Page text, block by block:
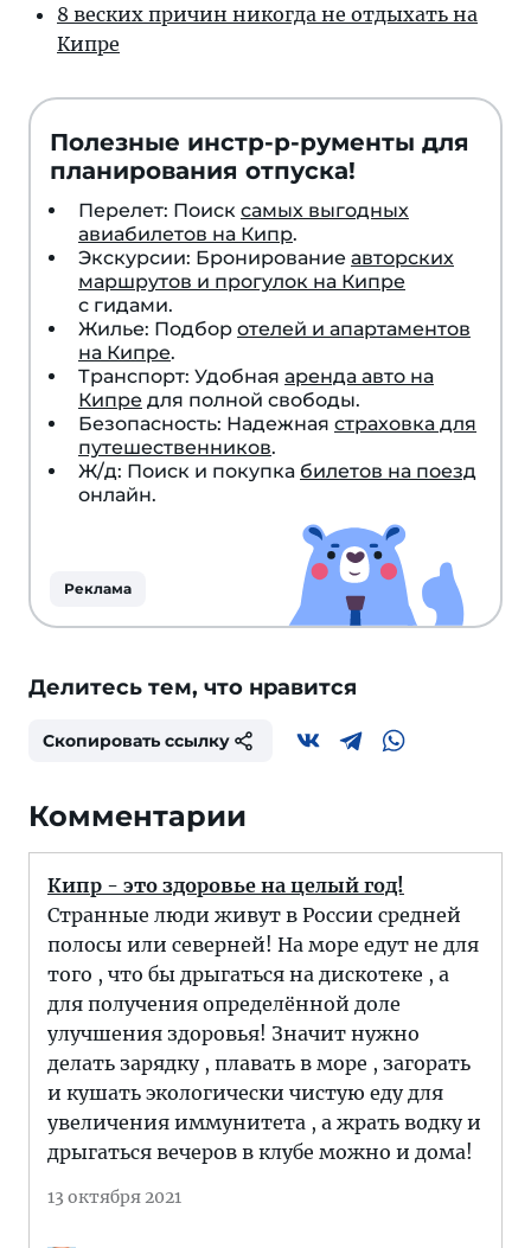
8 веских причин никогда не отдыхать на
Кипре
Полезные инстр-р-рументы для
планирования отпуска!
Перелет: Поиск самых выгодных
авиабилетов на Кипр.
Экскурсии: Бронирование авторских
маршрутов и прогулок на Кипре
с гидами.
Жилье: Подбор отелей и апартаментов
на Кипре.
Транспорт: Удобная аренда авто на
Кипре для полной свободы.
Безопасность: Надежная страховка для
путешественников.
Ж/д: Поиск и покупка билетов на поезд
онлайн.
Реклама
Делитесь тем, что нравится
Скопировать ссылку
Комментарии
Кипр - это здоровье на целый год!
Странные люди живут в России средней
полосы или северней! На море едут не для
того , что бы дрыгаться на дискотеке , а
для получения определённой доле
улучшения здоровья! Значит нужно
делать зарядку , плавать в море , загорать
и кушать экологически чистую еду для
увеличения иммунитета , а жрать водку и
дрыгаться вечеров в клубе можно и дома!
13 октября 2021